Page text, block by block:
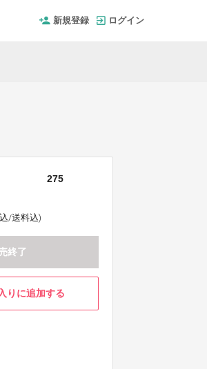
新規登録 ログイン
275
/送料込)
終了
りに追加する